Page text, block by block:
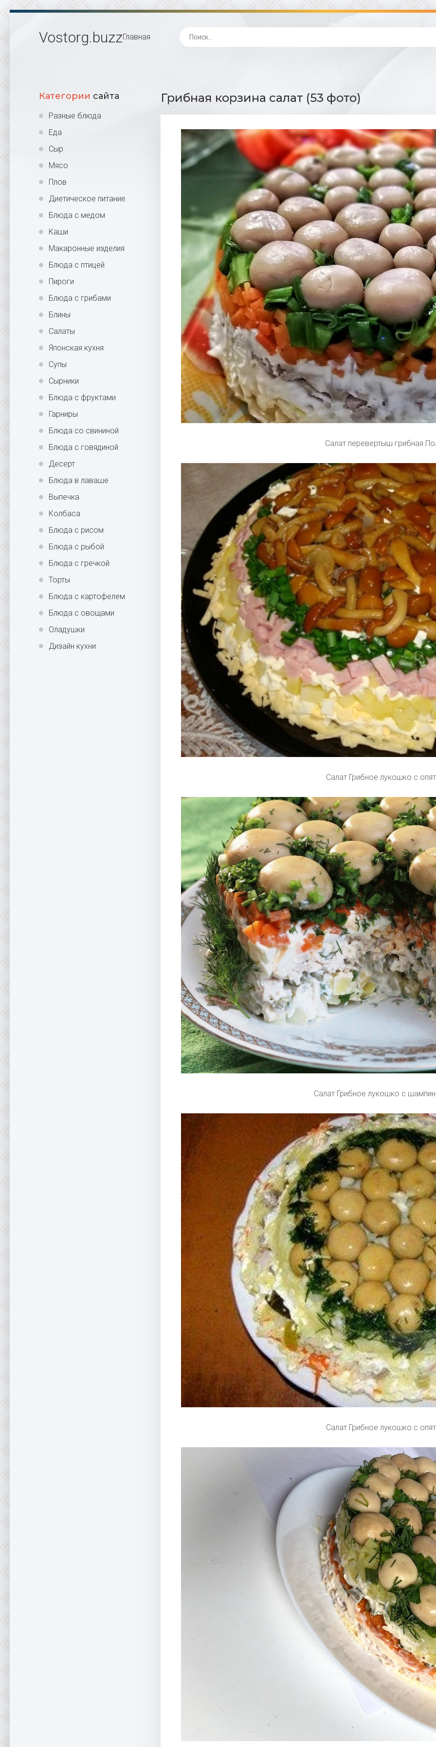
Vostorg.buzzГлавная
Категории сайта
Разные блюда
Еда
Сыр
Мясо
Плов
Диетическое питание
Блюда с медом
Каши
Макаронные изделия
Блюда с птицей
Пироги
Блюда с грибами
Блины
Салаты
Японская кухня
Супы
Сырники
Блюда с фруктами
Гарниры
Блюда со свининой
Блюда с говядиной
Десерт
Блюда в лаваше
Выпечка
Колбаса
Блюда с рисом
Блюда с рыбой
Блюда с гречкой
Торты
Блюда с картофелем
Блюда с овощами
Оладушки
Дизайн кухни
Грибная корзина салат (53 фото)
Салат перевертыш грибная
Салат Грибное лукошко с
Салат Грибное лукошко с
Салат Грибное лукошко с